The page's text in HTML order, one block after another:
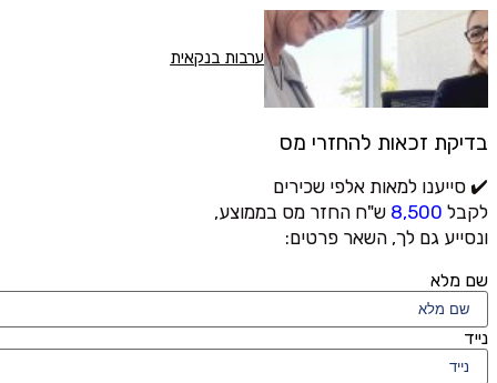
ערבות בנקאית
בדיקת זכאות להחזרי מס
✔️ סייענו למאות אלפי שכירים
לקבל 8,500 ש"ח החזר מס בממוצע,
ונסייע גם לך, השאר פרטים:
שם מלא
נייד